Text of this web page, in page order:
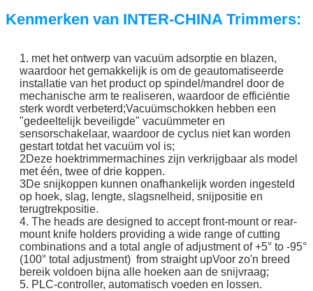
Kenmerken van INTER-CHINA Trimmers:
1. met het ontwerp van vacuüm adsorptie en blazen,
waardoor het gemakkelijk is om de geautomatiseerde
installatie van het product op spindel/mandrel door de
mechanische arm te realiseren, waardoor de efficiëntie
sterk wordt verbeterd;Vacuümschokken hebben een
"gedeeltelijk beveiligde" vacuümmeter en
sensorschakelaar, waardoor de cyclus niet kan worden
gestart totdat het vacuüm vol is;
2Deze hoektrimmermachines zijn verkrijgbaar als model
met één, twee of drie koppen.
3De snijkoppen kunnen onafhankelijk worden ingesteld
op hoek, slag, lengte, slagsnelheid, snijpositie en
terugtrekpositie.
4. The heads are designed to accept front-mount or rear-
mount knife holders providing a wide range of cutting
combinations and a total angle of adjustment of +5° to -95°
(100° total adjustment) from straight upVoor zo'n breed
bereik voldoen bijna alle hoeken aan de snijvraag;
5. PLC-controller, automatisch voeden en lossen.